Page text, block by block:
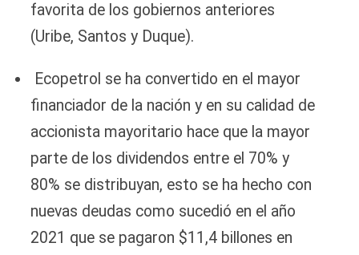
favorita de los gobiernos anteriores
(Uribe, Santos y Duque).
Ecopetrol se ha convertido en el mayor
financiador de la nación y en su calidad de
accionista mayoritario hace que la mayor
parte de los dividendos entre el 70% y
80% se distribuyan, esto se ha hecho con
nuevas deudas como sucedió en el año
2021 que se pagaron $11,4 billones en